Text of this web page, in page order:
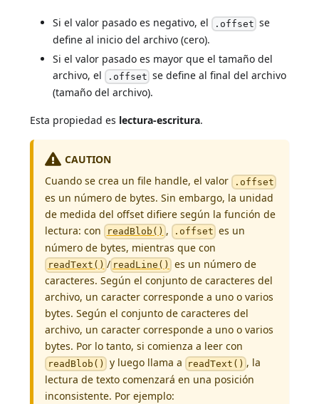
Si el valor pasado es negativo, el .offset se
define al inicio del archivo (cero).
Si el valor pasado es mayor que el tamaño del
archivo, el .offset se define al final del archivo
(tamaño del archivo).
Esta propiedad es lectura-escritura.
CAUTION
Cuando se crea un file handle, el valor .offset
es un número de bytes. Sin embargo, la unidad
de medida del offset difiere según la función de
lectura: con readBlob() , .offset es un
número de bytes, mientras que con
readText() / readLine()
es un número de
caracteres. Según el conjunto de caracteres del
archivo, un caracter corresponde a uno o varios
bytes. Según el conjunto de caracteres del
archivo, un caracter corresponde a uno o varios
bytes. Por lo tanto, si comienza a leer con
readBlob() y luego llama a readText() , la
lectura de texto comenzará en una posición
inconsistente. Por ejemplo: